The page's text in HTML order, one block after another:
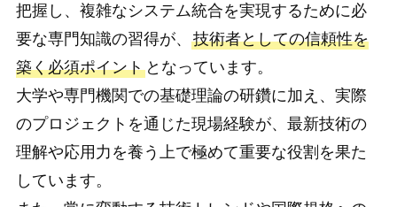
把握し、複雑なシステム統合を実現するために必
要な専門知識の習得が、 技術者としての信頼性を
築く必須ポイントとなっています。
大学や専門機関での基礎理論の研鑽に加え、実際
のプロジェクトを通じた現場経験が、最新技術の
理解や応用力を養う上で極めて重要な役割を果た
しています。